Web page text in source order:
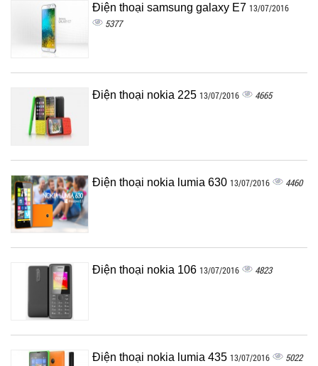
Điện thoại samsung galaxy E7 13/07/2016
5377
Điện thoại nokia 225 13/07/2016 4665
Điện thoại nokia lumia 630 13/07/2016 4460
Điện thoại nokia 106 13/07/2016 4823
Điện thoại nokia lumia 435 13/07/2016 5022